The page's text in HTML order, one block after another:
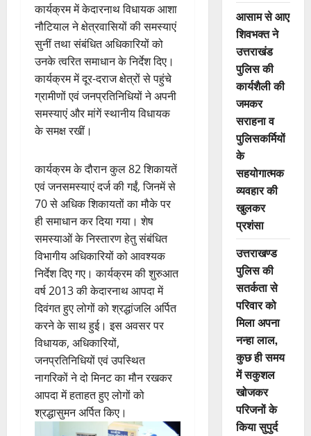
कार्यक्रम में केदारनाथ विधायक आशा
नौटियाल ने क्षेत्रवासियों की समस्याएं
सुनीं तथा संबंधित अधिकारियों को
उनके त्वरित समाधान के निर्देश दिए।
कार्यक्रम में दूर-दराज क्षेत्रों से पहुंचे
ग्रामीणों एवं जनप्रतिनिधियों ने अपनी
समस्याएं और मांगें स्थानीय विधायक
के समक्ष रखीं।
कार्यक्रम के दौरान कुल 82 शिकायतें
एवं जनसमस्याएं दर्ज की गईं, जिनमें से
70 से अधिक शिकायतों का मौके पर
ही समाधान कर दिया गया। शेष
समस्याओं के निस्तारण हेतु संबंधित
विभागीय अधिकारियों को आवश्यक
निर्देश दिए गए। कार्यक्रम की शुरुआत
वर्ष 2013 की केदारनाथ आपदा में
दिवंगत हुए लोगों को श्रद्धांजलि अर्पित
करने के साथ हुई। इस अवसर पर
विधायक, अधिकारियों,
जनप्रतिनिधियों एवं उपस्थित
नागरिकों ने दो मिनट का मौन रखकर
आपदा में हताहत हुए लोगों को
श्रद्धासुमन अर्पित किए।
आसाम से आए
शिवभक्त ने
उत्तराखंड
पुलिस की
कार्यशैली की
जमकर
सराहना व
पुलिसकर्मियों
के
सहयोगात्मक
व्यवहार की
खुलकर
प्रशंसा
उत्तराखण्ड
पुलिस की
सतर्कता से
परिवार को
मिला अपना
नन्हा लाल,
कुछ ही समय
में सकुशल
खोजकर
परिजनों के
किया सुपुर्द